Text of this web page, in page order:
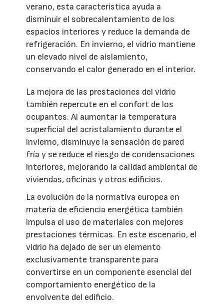
verano, esta característica ayuda a
disminuir el sobrecalentamiento de los
espacios interiores y reduce la demanda de
refrigeración. En invierno, el vidrio mantiene
un elevado nivel de aislamiento,
conservando el calor generado en el interior.
La mejora de las prestaciones del vidrio
también repercute en el confort de los
ocupantes. Al aumentar la temperatura
superficial del acristalamiento durante el
invierno, disminuye la sensación de pared
fría y se reduce el riesgo de condensaciones
interiores, mejorando la calidad ambiental de
viviendas, oficinas y otros edificios.
La evolución de la normativa europea en
materia de eficiencia energética también
impulsa el uso de materiales con mejores
prestaciones térmicas. En este escenario, el
vidrio ha dejado de ser un elemento
exclusivamente transparente para
convertirse en un componente esencial del
comportamiento energético de la
envolvente del edificio.